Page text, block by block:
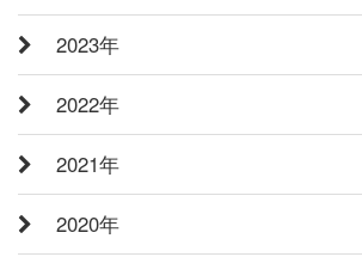
2023年
2022年
2021年
2020年